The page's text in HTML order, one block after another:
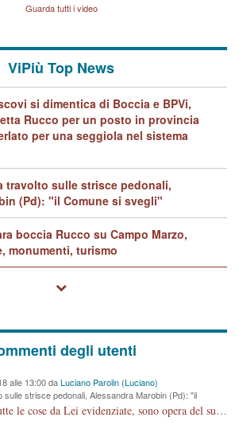
D'UrsoGuarda tutti i video
ViPiù Top News
si dimentica di Boccia e BPVi,
Rucco per un posto in provincia
per una seggiola nel sistema
travolto sulle strisce pedonali,
(Pd): "il Comune si svegli"
boccia Rucco su Campo Marzo,
monumenti, turismo
degli utenti
alle 13:00 daLuciano Parolin (Luciano)
sulle strisce pedonali, Alessandra Marobin (Pd): "il
Consigliera Marobin, tutte le cose da Lei evidenziate, sono opera del suo ex Assessore e compagno di Partito Antonio Marco Dalla Pozza Assessore alla "progettazione" di piste ciclabili e altre porcherie. A lui manderei il conto da saldare per incidenti e danni alle persone. E' ora che "finiamola." Avete perso rassegnatevi. qui IL SINDACO RUCCO NON C'ENTRA PER NIENTE. CAPITO!!!!!!!! Amen.